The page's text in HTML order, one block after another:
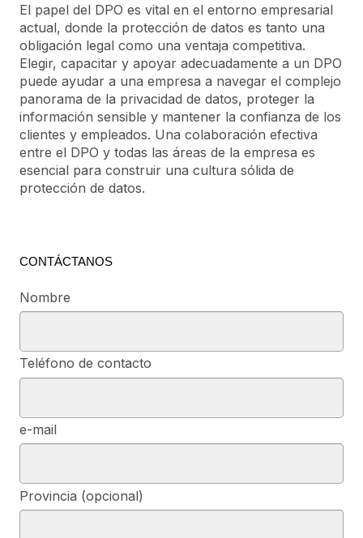
El papel del DPO es vital en el entorno empresarial
actual, donde la protección de datos es tanto una
obligación legal como una ventaja competitiva.
Elegir, capacitar y apoyar adecuadamente a un DPO
puede ayudar a una empresa a navegar el complejo
panorama de la privacidad de datos, proteger la
información sensible y mantener la confianza de los
clientes y empleados. Una colaboración efectiva
entre el DPO y todas las áreas de la empresa es
esencial para construir una cultura sólida de
protección de datos.
CONTÁCTANOS
Nombre
Teléfono de contacto
e-mail
Provincia (opcional)